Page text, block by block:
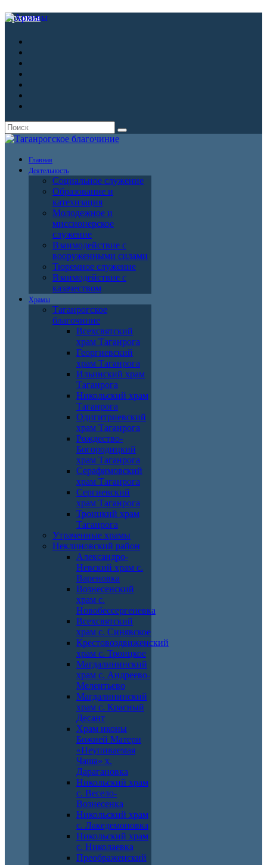
Архивы
Главная
Деятельность
Социальное служение
Образование и
катехизация
Молодежное и
миссионерское
служение
Взаимодействие с
вооруженными силами
Тюремное служение
Взаимодействие с
казачеством
Храмы
Таганрогское
благочиние
Всехсвятский
храм Таганрога
Георгиевский
храм Таганрога
Ильинский храм
Таганрога
Никольский храм
Таганрога
Одигитриевский
храм Таганрога
Рождество-
Богородицкий
храм Таганрога
Серафимовский
храм Таганрога
Сергиевский
храм Таганрога
Троицкий храм
Таганрога
Утраченные храмы
Неклиновский район
Александро-
Невский храм с.
Вареновка
Вознесенский
храм с.
Новобессергеневка
Всехсвятский
храм с. Синявское
Крестовоздвиженский
храм с. Троицкое
Магдалининский
храм с. Андреево-
Мелентьево
Магдалининский
храм с. Красный
Десант
Храм иконы
Божией Матери
«Неупиваемая
Чаша» х.
Дарагановка
Никольский храм
с. Весело-
Вознесенка
Никольский храм
с. Лакедемоновка
Никольский храм
с. Николаевка
Преображенский